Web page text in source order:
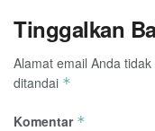
Tinggalkan
Alamat email Anda
ditandai *
Komentar *